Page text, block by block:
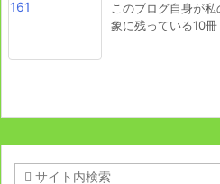
このブログ自身が
象に残っている10